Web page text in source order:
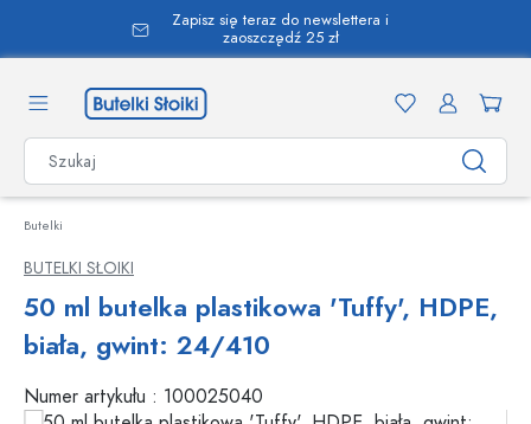
zawartości
Zapisz się teraz do newslettera i
zaoszczędź 25 zł
Butelki
BUTELKI SŁOIKI
50 ml butelka plastikowa 'Tuffy', HDPE,
biała, gwint: 24/410
Numer artykułu : 100025040